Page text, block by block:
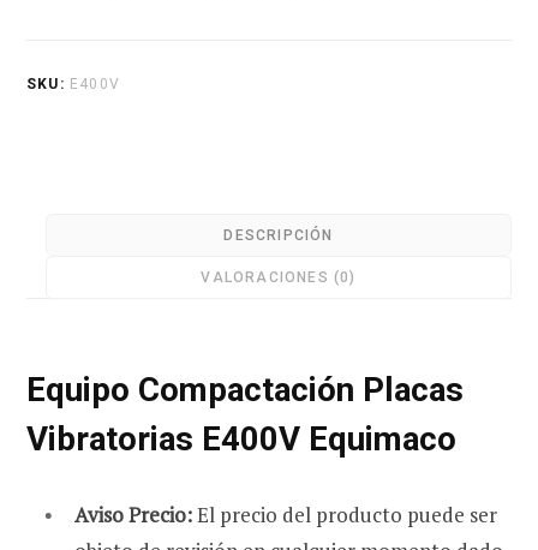
p
SKU: E400V
DESCRIPCIÓN
VALORACIONES (0)
Equipo Compactación Placas
Vibratorias E400V Equimaco
Aviso Precio:El precio del producto puede ser